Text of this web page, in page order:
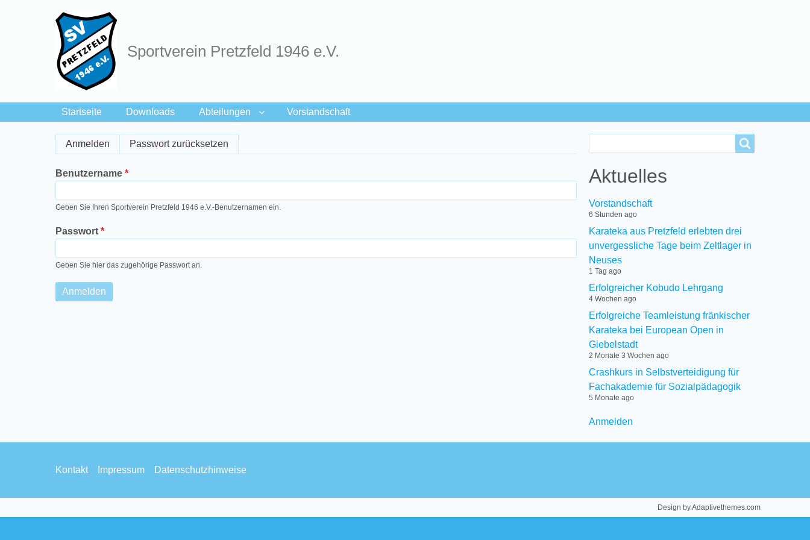
Sportverein Pretzfeld 1946 e.V.
Startseite Downloads Abteilungen Vorstandschaft
Breadcrumbs
Primary
tabs
Anmelden (aktiver Reiter)
Passwort zurücksetzen
Benutzername
Geben Sie Ihren Sportverein Pretzfeld 1946 e.V.-Benutzernamen ein.
Passwort
Geben Sie hier das zugehörige Passwort an.
Aktuelles
Vorstandschaft
6 Stunden ago
Karateka aus Pretzfeld erlebten drei
unvergessliche Tage beim Zeltlager in
Neuses
1 Tag ago
Erfolgreicher Kobudo Lehrgang
4 Wochen ago
Erfolgreiche Teamleistung fränkischer
Karateka bei European Open in
Giebelstadt
2 Monate 3 Wochen ago
Crashkurs in Selbstverteidigung für
Fachakademie für Sozialpädagogik
5 Monate ago
User
menu
Anmelden
Footer
Kontakt Impressum Datenschutzhinweise
Design by Adaptivethemes.com